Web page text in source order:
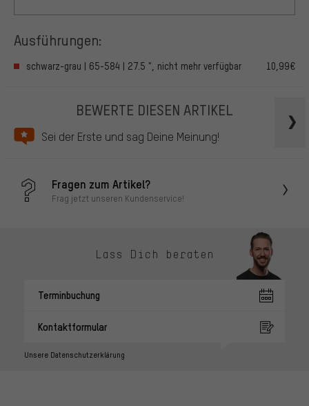
Ausführungen:
schwarz-grau | 65-584 | 27.5 ", nicht mehr verfügbar 10,99€
BEWERTE DIESEN ARTIKEL
Sei der Erste und sag Deine Meinung!
Fragen zum Artikel?
Frag jetzt unseren Kundenservice!
Lass Dich beraten
Terminbuchung
Kontaktformular
Unsere Datenschutzerklärung